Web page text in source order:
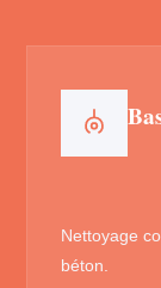
Nettoyage
béton.